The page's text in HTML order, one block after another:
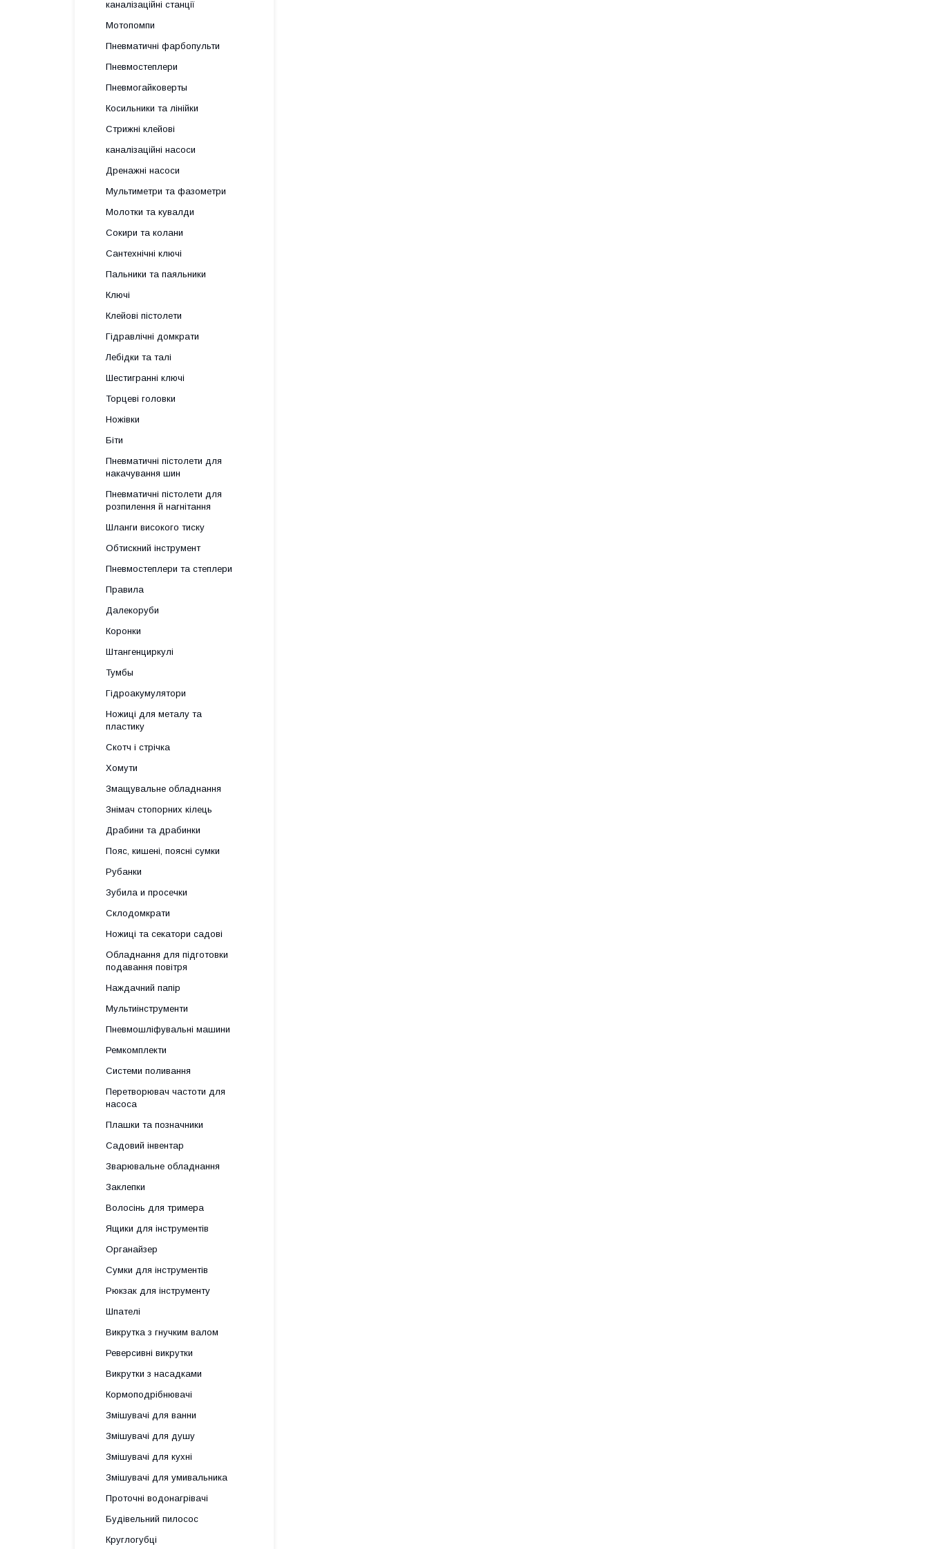
каналізаційні станції
Мотопомпи
Пневматичні фарбопульти
Пневмостеплери
Пневмогайковерты
Косильники та лінійки
Стрижні клейові
каналізаційні насоси
Дренажні насоси
Мультиметри та фазометри
Молотки та кувалди
Сокири та колани
Сантехнічні ключі
Пальники та паяльники
Ключі
Клейові пістолети
Гідравлічні домкрати
Лебідки та талі
Шестигранні ключі
Торцеві головки
Ножівки
Біти
Пневматичні пістолети для
накачування шин
Пневматичні пістолети для
розпилення й нагнітання
Шланги високого тиску
Обтискний інструмент
Пневмостеплери та степлери
Правила
Далекоруби
Коронки
Штангенциркулі
Тумбы
Гідроакумулятори
Ножиці для металу та
пластику
Скотч і стрічка
Хомути
Змащувальне обладнання
Знімач стопорних кілець
Драбини та драбинки
Пояс, кишені, поясні сумки
Рубанки
Зубила и просечки
Склодомкрати
Ножиці та секатори садові
Обладнання для підготовки
подавання повітря
Наждачний папір
Мультиінструменти
Пневмошліфувальні машини
Ремкомплекти
Системи поливання
Перетворювач частоти для
насоса
Плашки та позначники
Садовий інвентар
Зварювальне обладнання
Заклепки
Волосінь для тримера
Ящики для інструментів
Органайзер
Сумки для інструментів
Рюкзак для інструменту
Шпателі
Викрутка з гнучким валом
Реверсивні викрутки
Викрутки з насадками
Кормоподрібнювачі
Змішувачі для ванни
Змішувачі для душу
Змішувачі для кухні
Змішувачі для умивальника
Проточні водонагрівачі
Будівельний пилосос
Круглогубці